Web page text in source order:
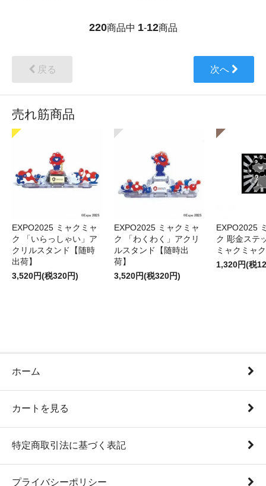
220商品中 1-12商品
戻る 次へ
売れ筋商品
EXPO2025 ミャクミャ
ク 「いらっしゃい」ア
クリルスタンド【随時
出荷】
3,520円(税320円)
EXPO2025 ミャクミャ
ク 「わくわく」アクリ
ルスタンド【随時出
荷】
3,520円(税320円)
EXPO2025
ク 彫金ステ
ミャクミャク
1,320円(税
ホーム
カートを見る
特定商取引法に基づく表記
プライバシーポリシー